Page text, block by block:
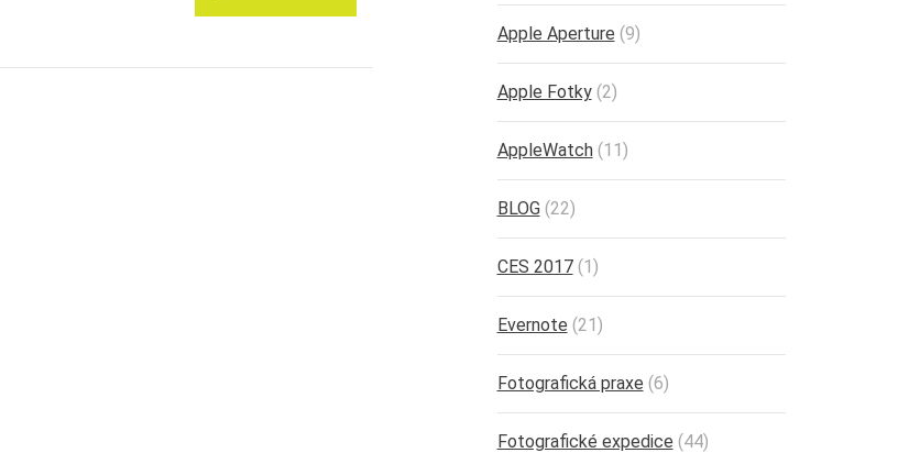
Apple Aperture (9)
Apple Fotky(2)
AppleWatch(11)
BLOG(22)
CES 2017(1)
Evernote (21)
Fotografická praxe (6)
Fotografické expedice (44)